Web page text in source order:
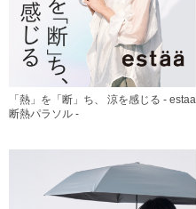
「熱」を「断」ち、 涼を感じる - estaa
断熱パラソル -